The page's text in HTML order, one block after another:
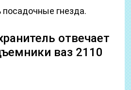
гнезда.
отвечает
ваз 2110